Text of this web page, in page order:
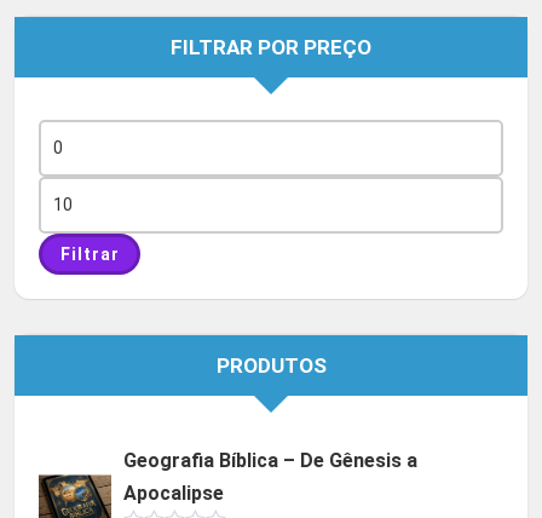
FILTRAR POR PREÇO
mínimo
máximo
Filtrar
PRODUTOS
Geografia Bíblica – De Gênesis a
Apocalipse